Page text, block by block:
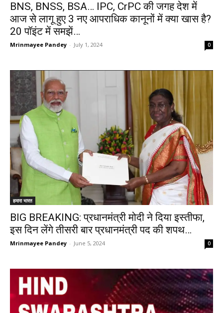
BNS, BNSS, BSA… IPC, CrPC की जगह देश में
आज से लागू हुए 3 नए आपराधिक कानूनों में क्या खास है?
20 पॉइंट में समझें…
Mrinmayee Pandey - July 1, 2024 0
हमारा भारत
BIG BREAKING: प्रधानमंत्री मोदी ने दिया इस्तीफा,
इस दिन लेंगे तीसरी बार प्रधानमंत्री पद की शपथ…
Mrinmayee Pandey - June 5, 2024 0